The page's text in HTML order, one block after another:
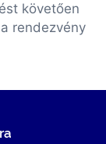
követően
rendezvény